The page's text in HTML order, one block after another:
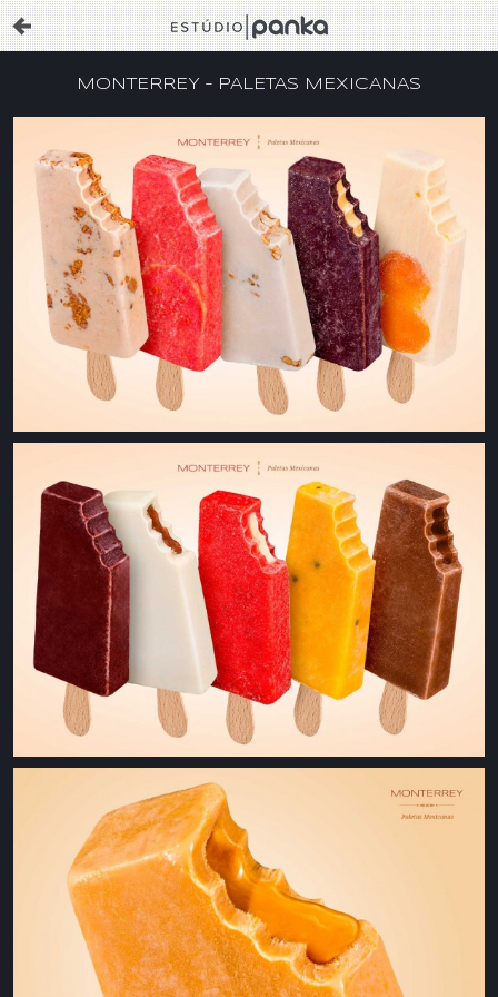
MONTERREY – PALETAS MEXICANAS